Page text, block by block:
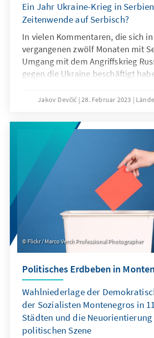
Ein Jahr Ukraine-Krieg in
Zeitenwende auf Serbisch?
In vielen Kommentaren, die sich
vergangenen zwölf Monaten mit
Umgang mit dem Angriffskrieg
gegen die Ukraine beschäftigt
Fortsetzung pro-russischer
komplexen Situation in Serbien
Eine Einordnung.
Jakov Devčić 28. Februar 2023
Flickr / Marco Verch Professional Photographer
Politisches Erdbeben in
Wahlniederlage der
der Sozialisten Montenegros in
Städten und die
politischen Szene